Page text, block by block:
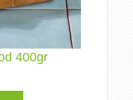
400gr